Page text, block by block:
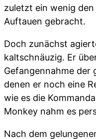
zuletzt ein wenig
Auftauen gebracht.
Doch zunächst
kaltschnäuzig. Er
Gefangennahme der
denen er noch eine
wie es die
Monkey nahm es
Nach dem